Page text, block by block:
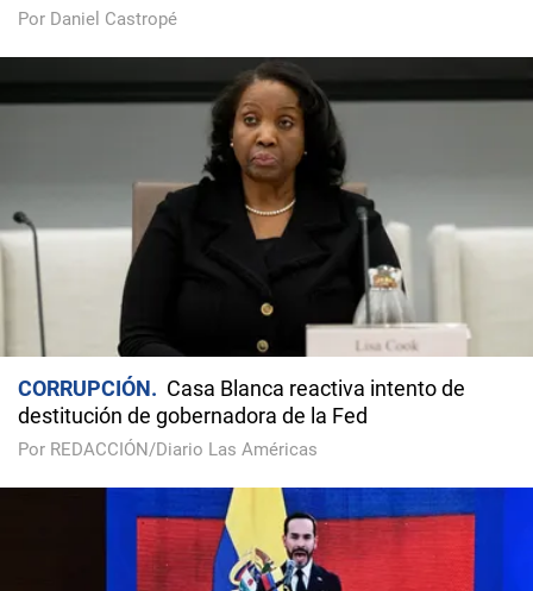
Por Daniel Castropé
CORRUPCIÓN
Casa Blanca reactiva intento de
destitución de gobernadora de la Fed
Por REDACCIÓN/Diario Las Américas